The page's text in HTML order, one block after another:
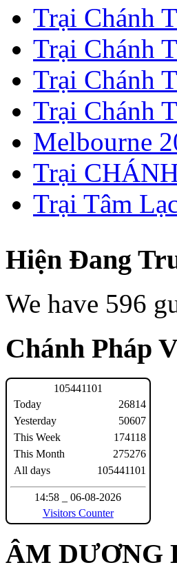
Trại Chánh
Trại Chánh
Trại Chánh
Trại Chánh
Melbourne
Trại
Trại Tâm
Hiện Đang
We have 596
Chánh Pháp
105441101
Today
Yesterday
This Week
This Month
All days
26814
50607
174118
275276
105441101
14:58 _ 06-08-2026
Visitors Counter
ÂM DƯƠNG